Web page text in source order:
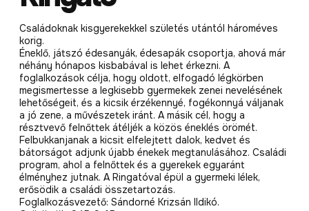
Családoknak kisgyerekekkel születés utántól hároméves
korig.
Éneklő, játszó édesanyák, édesapák csoportja, ahová már
néhány hónapos kisbabával is lehet érkezni. A
foglalkozások célja, hogy oldott, elfogadó légkörben
megismertesse a legkisebb gyermekek zenei nevelésének
lehetőségeit, és a kicsik érzékennyé, fogékonnyá váljanak
a jó zene, a művészetek iránt. A másik cél, hogy a
résztvevő felnőttek átéljék a közös éneklés örömét.
Felbukkanjanak a kicsit elfelejtett dalok, kedvet és
bátorságot adjunk újabb énekek megtanulásához. Családi
program, ahol a felnőttek és a gyerekek egyaránt
élményhez jutnak. A Ringatóval épül a gyermeki lélek,
erősödik a családi összetartozás.
Foglalkozásvezető: Sándorné Krizsán Ildikó.